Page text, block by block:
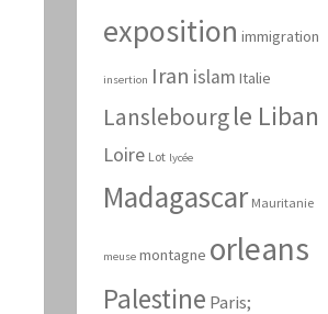
exposition immigration
insertion Iran islam Italie
Lanslebourg le Liban
Loire Lot lycée
Madagascar Mauritanie
meuse montagne orleans
Palestine Paris;